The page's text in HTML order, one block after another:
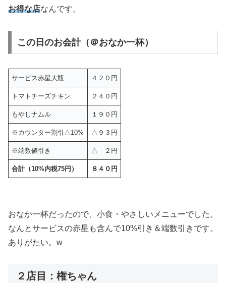
お得な店なんです。
この日のお会計（＠おなか一杯）
サービス赤星大瓶 ４２０円
トマトチーズチキン ２４０円
もやしナムル １９０円
※カウンター割引△10% △９３円
※端数値引き △ ２円
合計（10%内税75円） ８４０円
おなか一杯だったので、小食・やさしいメニューでした。
なんとサービスの赤星も含んで10%引き＆端数引きです。
ありがたい。w
２店目：権ちゃん